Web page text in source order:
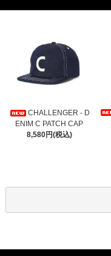
CHALLENGER - D
ENIM C PATCH CAP
8,580円(税込)